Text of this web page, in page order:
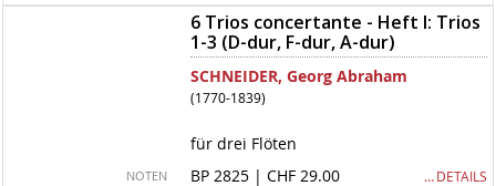
6 Trios concertante - Heft I: Trios
1-3 (D-dur, F-dur, A-dur)
SCHNEIDER, Georg Abraham
(1770-1839)
für drei Flöten
NOTEN BP 2825 | CHF 29.00 … DETAILS